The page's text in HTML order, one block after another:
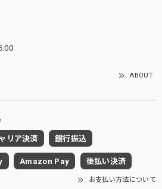
ABOUT
リア決済 銀行振込
Amazon Pay 後払い決済
お支払い方法について